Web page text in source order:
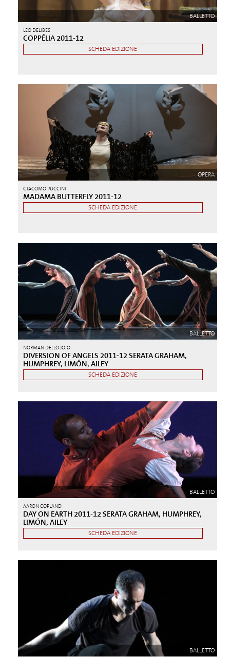
BALLETTO
LEO DELIBES
COPPÉLIA 2011-12
SCHEDA EDIZIONE
OPERA
GIACOMO PUCCINI
MADAMA BUTTERFLY 2011-12
SCHEDA EDIZIONE
BALLETTO
NORMAN DELLO JOIO
DIVERSION OF ANGELS 2011-12 SERATA GRAHAM,
HUMPHREY, LIMÓN, AILEY
SCHEDA EDIZIONE
BALLETTO
AARON COPLAND
DAY ON EARTH 2011-12 SERATA GRAHAM, HUMPHREY,
LIMÓN, AILEY
SCHEDA EDIZIONE
BALLETTO